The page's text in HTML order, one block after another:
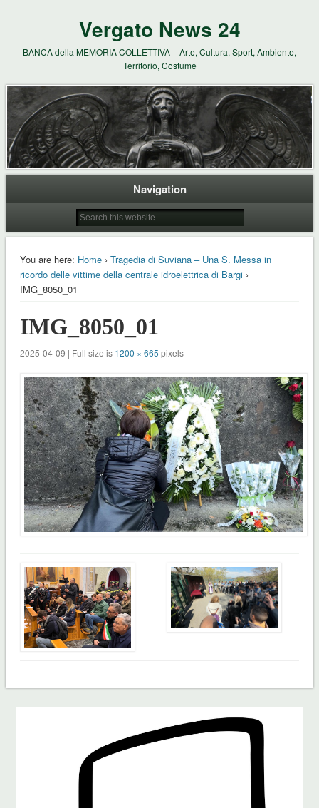
Vergato News 24
BANCA della MEMORIA COLLETTIVA – Arte, Cultura, Sport, Ambiente,
Territorio, Costume
Navigation
You are here: Home› Tragedia di Suviana – Una S. Messa in
ricordo delle vittime della centrale idroelettrica di Bargi›
IMG_8050_01
IMG_8050_01
2025-04-09 | Full size is 1200 × 665 pixels